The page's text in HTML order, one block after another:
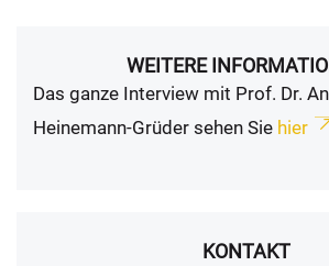
WEITERE
Das ganze Interview mit Prof. Dr.
Heinemann-Grüder sehen Sie hier
KONTAKT